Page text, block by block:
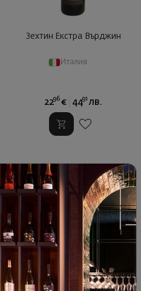
Зехтин Екстра Върджин
Италия
2296 € 4491 лв.
Контрада Зисола Мацеи 2021